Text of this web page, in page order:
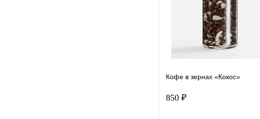
В избранное Под заказ
Кофе в зернах «Кокос»
850 ₽